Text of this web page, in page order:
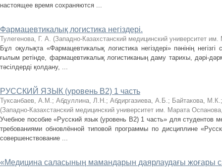
настоящее время сохраняются ...
Фармацевтикалық логистика негіздері.
Тулегенова, Г. А. (Западно-Казахстанский медицинский университет
Бұл оқулықта «Фармацевтикалық логистика негіздері» пәнінің
ғылым ретінде, фармацевтикалық логистиканың даму тарихы, дәрі-
тәсілдерді қолдану, ...
РУССКИЙ ЯЗЫК (уровень В2) 1 чaсть
Туксанбаев, А.М.; Aбдуллинa, Л.Н.; Абдиргазиева, А.Б.; Бaйтaковa, М.К.
(Западно-Казахстанский медицинский университет им. Марата Оспанова
Учебное пособие «Русский язык (уровень В2) 1 чaсть» для студентов
требованиями обновлённой типовой программы по дисциплине
совершенствовaние ...
«Медицина саласының мамандарын даярлаудағы жоғары